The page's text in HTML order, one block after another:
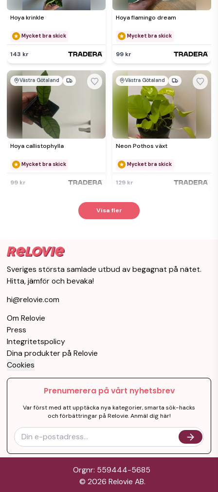
Hoya krinkle
Mycket bra skick
143 kr
Hoya flamingo dream
Mycket bra skick
99 kr
Västra Götaland
Hoya callistophylla
Mycket bra skick
99 kr
Västra Götaland
Neon Pothos växt
Mycket bra skick
129 kr
Visa fler
Sveriges största samlade utbud av begagnat på nätet.
Hitta, jämför och bevaka!
hi@relovie.com
Om Relovie
Press
Integritetspolicy
Dina produkter på Relovie
Cookies
Prenumerera på vårt nyhetsbrev
Var först med att upptäcka nya kategorier, smarta sök-hacks
och förbättringar på Relovie. Anmäl dig här!
Orgnr: 559444-5685
© 2026 Relovie AB.